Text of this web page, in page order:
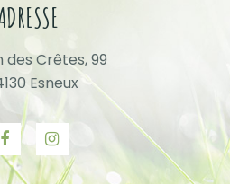
des Crêtes, 99
Esneux